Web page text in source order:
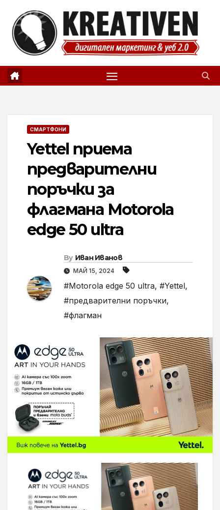
content
СМАРТФОНИ
Yettel приема
предварителни
поръчки за
флагмана Motorola
edge 50 ultra
By Иван Иванов
МАЙ 15, 2024
#Motorola edge 50 ultra, #Yettel,
#предварителни поръчки,
#флагман